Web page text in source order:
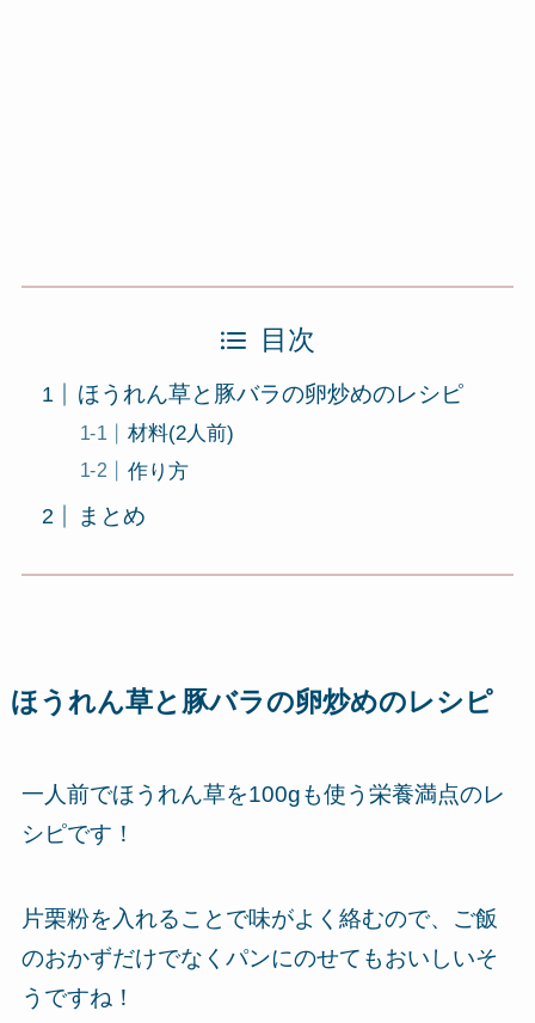
目次
ほうれん草と豚バラの卵炒めのレシピ
材料(2人前)
作り方
まとめ
ほうれん草と豚バラの卵炒めのレシピ
一人前でほうれん草を100gも使う栄養満点のレ
シピです！
片栗粉を入れることで味がよく絡むので、ご飯
のおかずだけでなくパンにのせてもおいしいそ
うですね！